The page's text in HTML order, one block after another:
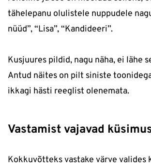
tähelepanu olulistele nuppudele
nüüd”, “Lisa”, “Kandideeri”.
Kusjuures pildid, nagu näha, ei lähe
Antud näites on pilt siniste
ikkagi hästi reeglist olenemata.
Vastamist vajavad
Kokkuvõtteks vastake värve valides